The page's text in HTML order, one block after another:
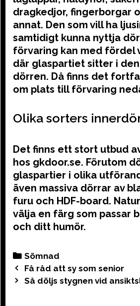
dragkedjor, fingerborgar
annat. Den som vill ha
samtidigt kunna nyttja
förvaring kan med fördel
där glaspartiet sitter i
dörren. Då finns det
om plats till förvaring
Olika sorters
Det finns ett stort utbud
hos gkdoor.se. Förutom
glaspartier i olika
även massiva dörrar av
furu och HDF-board.
välja en färg som passar
och ditt humör.
Categories
Sömnad
Post
navigation
Få råd att sy som senior
Så döljs stygnen vid